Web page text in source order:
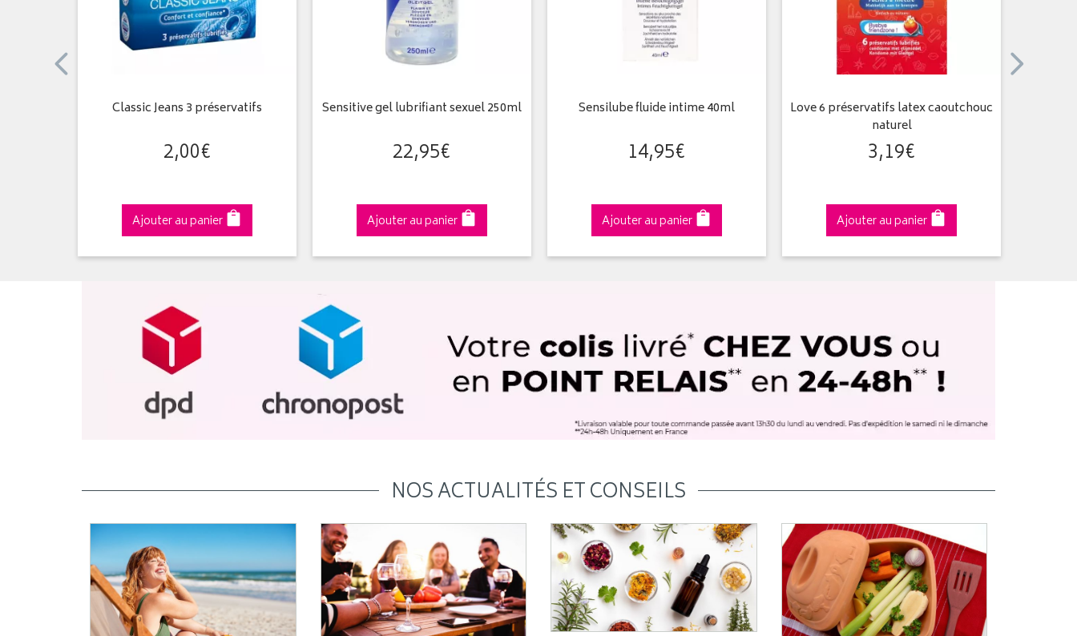
Classic Jeans 3 préservatifs
2,00€
Ajouter au panier
Sensitive gel lubrifiant sexuel 250ml
22,95€
Ajouter au panier
Sensilube fluide intime 40ml
14,95€
Ajouter au panier
Love 6 préservatifs latex caoutchouc
naturel
3,19€
Ajouter au panier
NOS ACTUALITÉS ET CONSEILS